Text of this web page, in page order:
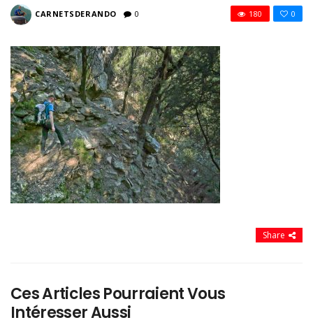
CARNETSDERANDO 0 0
180
Share
Ces Articles Pourraient Vous
Intéresser Aussi